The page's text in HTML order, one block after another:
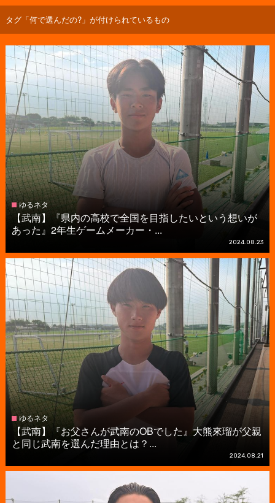
タグ「何で選んだの?」が付けられているもの
ゆるネタ
【武南】『県内の高校で全国を目指したいという想いが
あった』2年生ゲームメーカー・...
2024.08.23
ゆるネタ
【武南】『お父さんが武南のOBでした』大熊來瑠が父親
と同じ武南を選んだ理由とは？...
2024.08.21